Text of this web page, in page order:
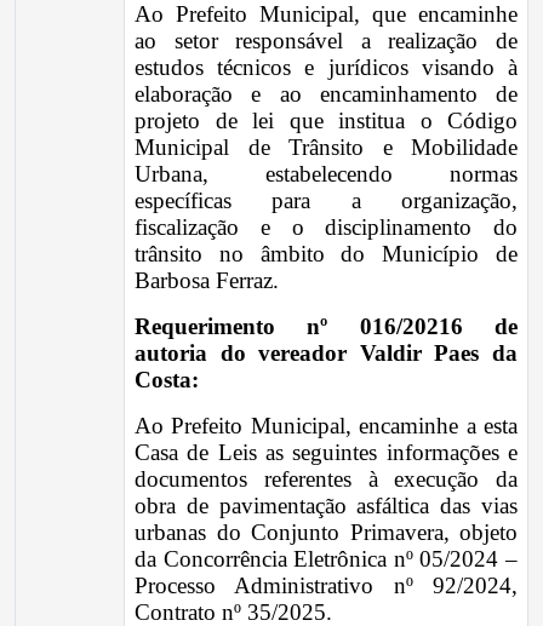
Ao Prefeito Municipal, que encaminhe
ao setor responsável a realização de
estudos técnicos e jurídicos visando à
elaboração e ao encaminhamento de
projeto de lei que institua o Código
Municipal de Trânsito e Mobilidade
Urbana, estabelecendo normas
específicas para a organização,
fiscalização e o disciplinamento do
trânsito no âmbito do Município de
Barbosa Ferraz.
Requerimento nº 016/20216 de
autoria do vereador Valdir Paes da
Costa:
Ao Prefeito Municipal, encaminhe a esta
Casa de Leis as seguintes informações e
documentos referentes à execução da
obra de pavimentação asfáltica das vias
urbanas do Conjunto Primavera, objeto
da Concorrência Eletrônica nº 05/2024 –
Processo Administrativo nº 92/2024,
Contrato nº 35/2025.